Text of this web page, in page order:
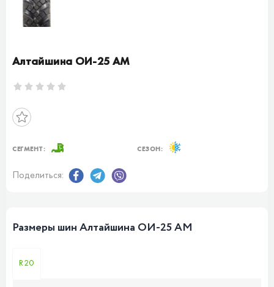
Алтайшина ОИ-25 АМ
СЕГМЕНТ: СЕЗОН:
Поделиться:
Размеры шин Алтайшина ОИ-25 АМ
R20